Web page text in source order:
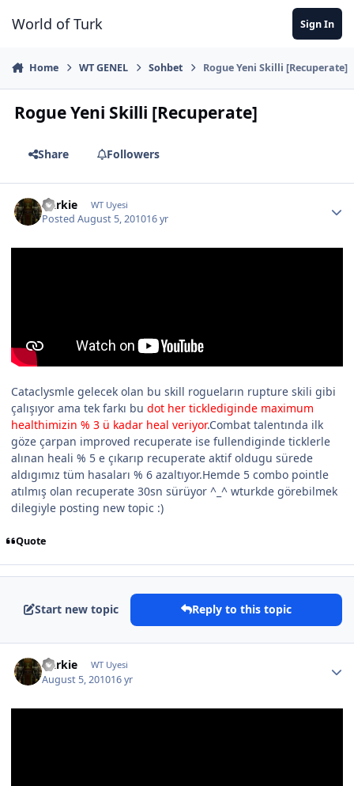
World of Turk Sign In
Home WT GENEL Sohbet Rogue Yeni Skilli [Recuperate]
Rogue Yeni Skilli [Recuperate]
Share Followers
Darkie WT Uyesi
PostedAugust 5, 201016 yr
Cataclysmle gelecek olan bu skill rogueların rupture skili gibi
çalışıyor ama tek farkı bu dot her ticklediginde maximum
healthimizin % 3 ü kadar heal veriyor.Combat talentında ilk
göze çarpan improved recuperate ise fullendiginde ticklerle
alınan heali % 5 e çıkarıp recuperate aktif oldugu sürede
aldıgımız tüm hasaları % 6 azaltıyor.Hemde 5 combo pointle
atılmış olan recuperate 30sn sürüyor ^_^ wturkde görebilmek
dilegiyle posting new topic :)
Quote
Start new topic Reply to this topic
Darkie WT Uyesi
August 5, 201016 yr